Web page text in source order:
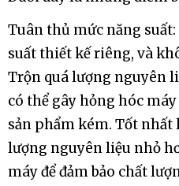
Tuân thủ mức năng
suất thiết kế riêng, và
Trộn quá lượng nguyên
có thể gây hỏng hóc
sản phẩm kém. Tốt
lượng nguyên liệu nhỏ
máy để đảm bảo chất